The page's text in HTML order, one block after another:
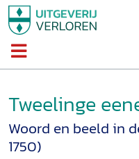
Tweelinge
Woord en beeld in
1750)